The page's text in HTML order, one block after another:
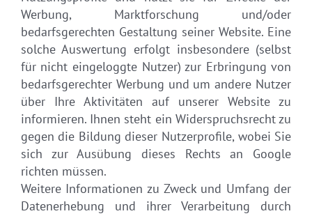
Werbung, Marktforschung und/oder
bedarfsgerechten Gestaltung seiner Website. Eine
solche Auswertung erfolgt insbesondere (selbst
für nicht eingeloggte Nutzer) zur Erbringung von
bedarfsgerechter Werbung und um andere Nutzer
über Ihre Aktivitäten auf unserer Website zu
informieren. Ihnen steht ein Widerspruchsrecht zu
gegen die Bildung dieser Nutzerprofile, wobei Sie
sich zur Ausübung dieses Rechts an Google
richten müssen.
Weitere Informationen zu Zweck und Umfang der
Datenerhebung und ihrer Verarbeitung durch